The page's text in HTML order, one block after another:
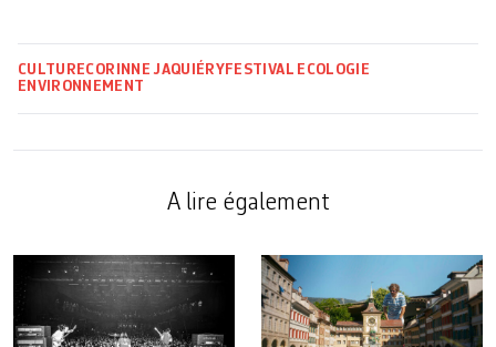
CULTURECORINNE JAQUIÉRY FESTIVAL ECOLOGIE
ENVIRONNEMENT
A lire également